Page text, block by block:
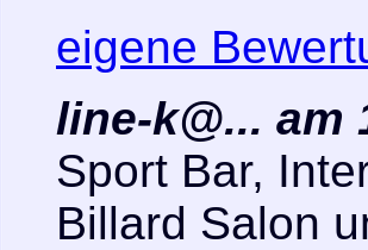
eigene
line-k@... am
Sport Bar,
Billard Salon